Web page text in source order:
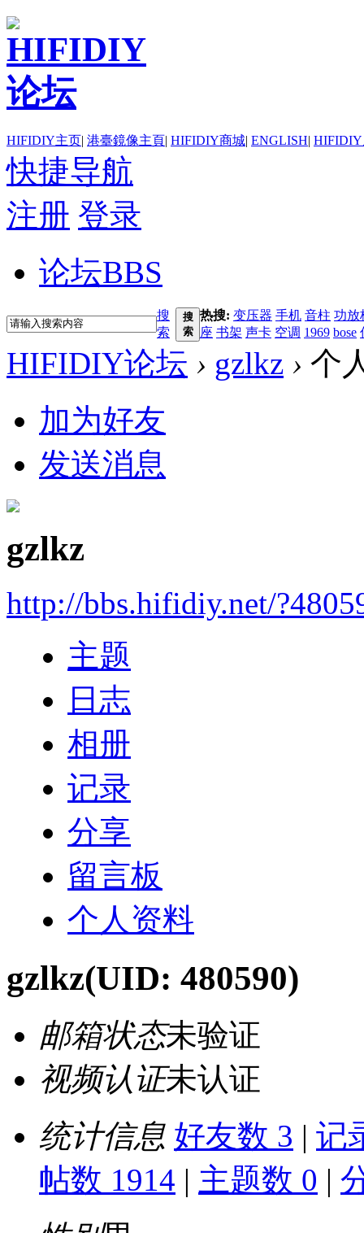
HIFIDIY主页| 港臺鏡像主頁| HIFIDIY商城| ENGLISH|
快捷导航
注册 登录
论坛BBS
搜
索
搜
索
热搜: 变压器 手机 音柱 功放
座 书架 声卡 空调 1969 bose
HIFIDIY论坛 › gzlkz › 个
加为好友
发送消息
gzlkz
http://bbs.hifidiy.net/
主题
日志
相册
记录
分享
留言板
个人资料
gzlkz(UID: 480590)
邮箱状态未验证
视频认证未认证
统计信息 好友数 3 | 记
帖数 1914 | 主题数 0 |